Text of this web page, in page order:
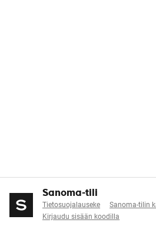
Sanoma-tili
Tietosuojalauseke Sanoma-tilin
Kirjaudu sisään koodilla